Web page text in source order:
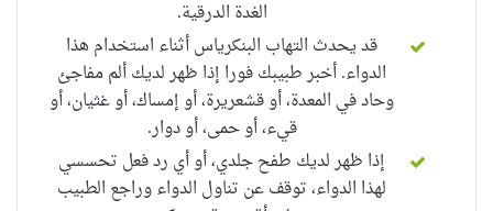
الغدة الدرقية.
قد يحدث التهاب البنكرياس أثناء استخدام هذا
الدواء. أخبر طبيبك فورا إذا ظهر لديك ألم مفاجئ
وحاد في المعدة، أو قشعريرة، أو إمساك، أو غثيان، أو
قيء، أو حمى، أو دوار.
إذا ظهر لديك طفح جلدي، أو أي رد فعل تحسسي
لهذا الدواء، توقف عن تناول الدواء وراجع الطبيب